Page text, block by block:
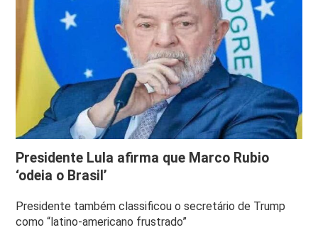
Presidente Lula afirma que Marco Rubio
‘odeia o Brasil’
Presidente também classificou o secretário de Trump
como “latino-americano frustrado”